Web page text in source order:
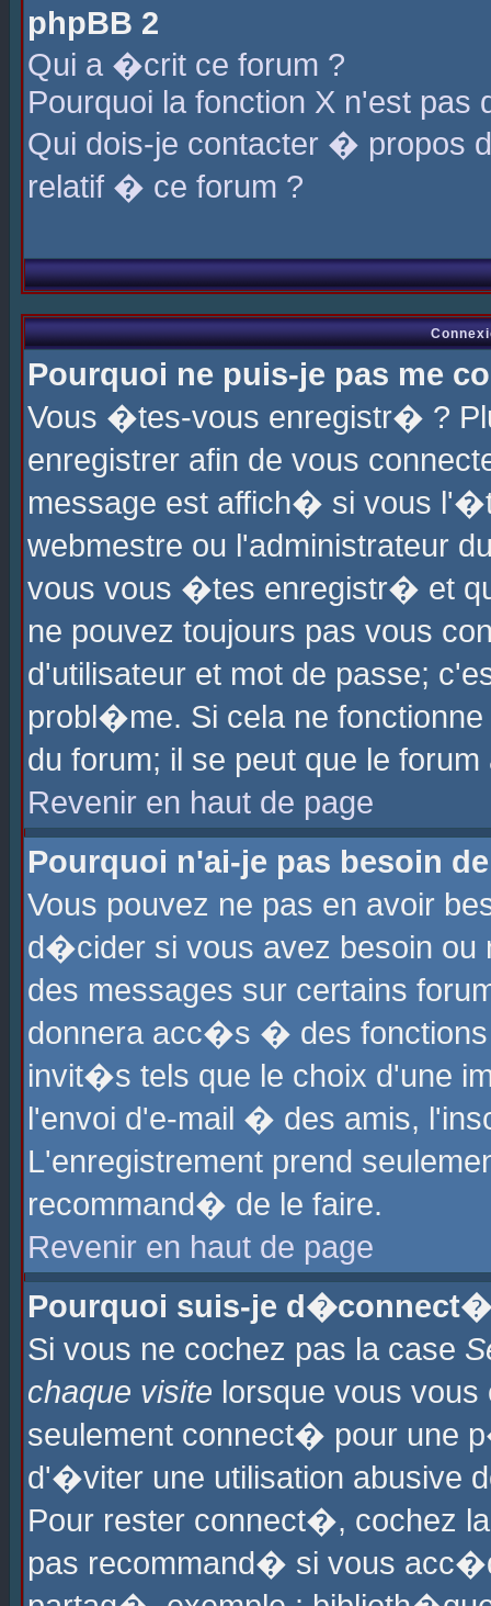
phpBB 2
Qui a �crit ce forum ?
Pourquoi la fonction X n'est pas
Qui dois-je contacter � propos
relatif � ce forum ?
Pourquoi ne puis-je pas me
Vous �tes-vous enregistr� ?
enregistrer afin de vous
message est affich� si vous
webmestre ou l'administrateur
vous vous �tes enregistr� et
ne pouvez toujours pas vous
d'utilisateur et mot de passe;
probl�me. Si cela ne
du forum; il se peut que le
Revenir en haut de page
Pourquoi n'ai-je pas besoin
Vous pouvez ne pas en avoir
d�cider si vous avez besoin ou
des messages sur certains
donnera acc�s � des fonctions
invit�s tels que le choix d'une
l'envoi d'e-mail � des amis,
L'enregistrement prend
recommand� de le faire.
Revenir en haut de page
Pourquoi suis-je
Si vous ne cochez pas la case
chaque visite lorsque vous
seulement connect� pour une
d'�viter une utilisation abusive
Pour rester connect�, cochez
pas recommand� si vous